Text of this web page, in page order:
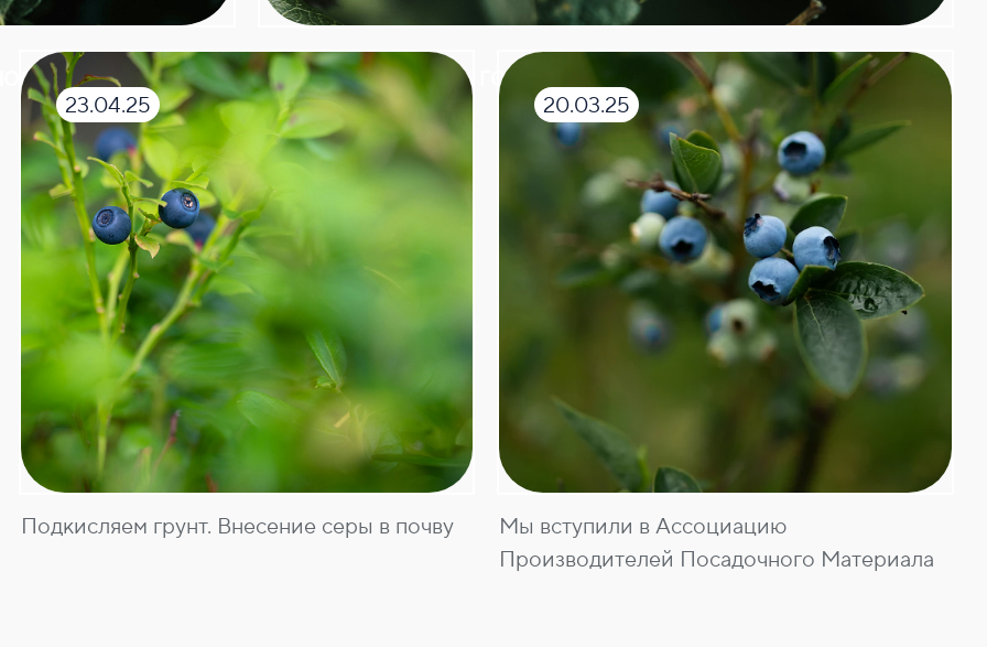
и метод
Где посадить голубику? Выбираем место
23.04.25
Подкисляем грунт. Внесение серы в почву
20.03.25
Мы вступили в Ассоциацию
Производителей Посадочного Материала